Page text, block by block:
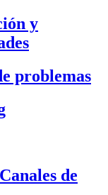
y
problemas
de